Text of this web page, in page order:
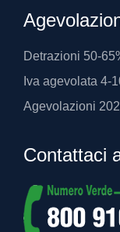
Detrazioni 50-
Iva agevolata 4-
Agevolazioni
Contattaci